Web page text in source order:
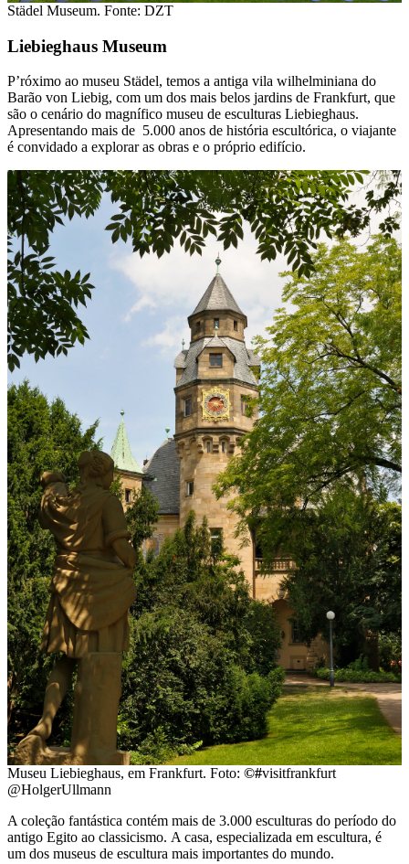
Städel Museum. Fonte: DZT
Liebieghaus Museum
P’róximo ao museu Städel, temos a antiga vila wilhelminiana do
Barão von Liebig, com um dos mais belos jardins de Frankfurt, que
são o cenário do magnífico museu de esculturas Liebieghaus.
Apresentando mais de 5.000 anos de história escultórica, o viajante
é convidado a explorar as obras e o próprio edifício.
Museu Liebieghaus, em Frankfurt. Foto: ©#visitfrankfurt
@HolgerUllmann
A coleção fantástica contém mais de 3.000 esculturas do período do
antigo Egito ao classicismo. A casa, especializada em escultura, é
um dos museus de escultura mais importantes do mundo.